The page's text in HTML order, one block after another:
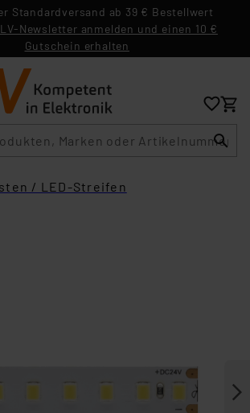
Standardversand ab 39 € Bestellwert
Newsletter anmelden und einen 10 €
Gutschein erhalten
/ LED-Streifen